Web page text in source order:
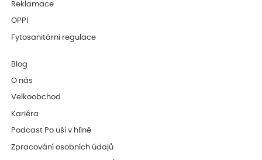
Reklamace
OPPI
Fytosanitární regulace
Blog
O nás
Velkoobchod
Kariéra
Podcast Po uši v hlíně
Zpracování osobních údajů